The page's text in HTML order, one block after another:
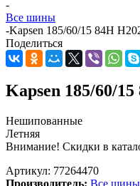
-
Все шины
-Kapsen 185/60/15 84H
Поделиться
Kapsen 185/60/
Нешипованные
Летняя
Внимание! Скидки в
Артикул: 77264470
Производитель: Все шины